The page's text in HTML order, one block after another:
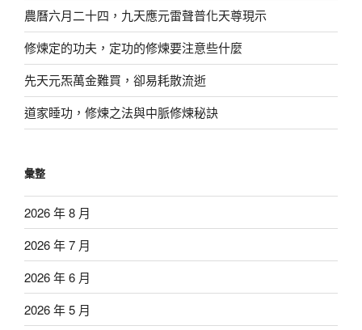
農曆六月二十四，九天應元雷聲普化天尊現示
修煉定的功夫，定功的修煉要注意些什麼
先天元炁萬金難買，卻易耗散流逝
道家睡功，修煉之法與中脈修煉秘訣
彙整
2026 年 8 月
2026 年 7 月
2026 年 6 月
2026 年 5 月